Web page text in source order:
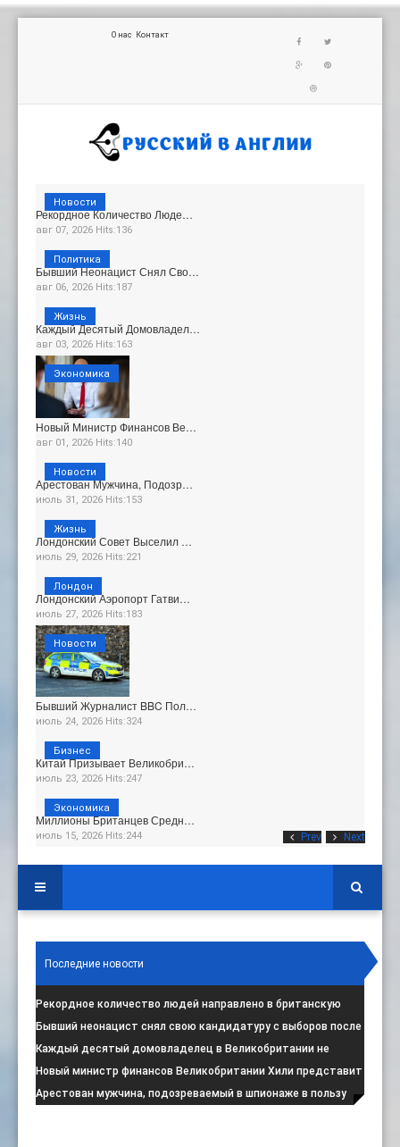
О нас Контакт
Prev Next
Рекордное Количество Люде…
авг 07, 2026 Hits:136
Новости
Бывший Неонацист Снял Сво…
авг 06, 2026 Hits:187
Политика
Каждый Десятый Домовладел…
авг 03, 2026 Hits:163
Жизнь
Новый Министр Финансов Ве…
авг 01, 2026 Hits:140
Экономика
Арестован Мужчина, Подозр…
июль 31, 2026 Hits:153
Новости
Лондонский Совет Выселил …
июль 29, 2026 Hits:221
Жизнь
Лондонский Аэропорт Гатви…
июль 27, 2026 Hits:183
Лондон
Бывший Журналист BBC Пол…
июль 24, 2026 Hits:324
Новости
Китай Призывает Великобри…
июль 23, 2026 Hits:247
Бизнес
Миллионы Британцев Средн…
июль 15, 2026 Hits:244
Экономика
Последние новости
Рекордное количество людей направлено в британскую
программу по борьбе с радикал:
Бывший неонацист снял свою кандидатуру с выборов после
негативной реакции общест:
Каждый десятый домовладелец в Великобритании не
намерен соблюдать запрет на испо:
Новый министр финансов Великобритании Хили представит
свой первый бюджет 28 октя:
Арестован мужчина, подозреваемый в шпионаже в пользу